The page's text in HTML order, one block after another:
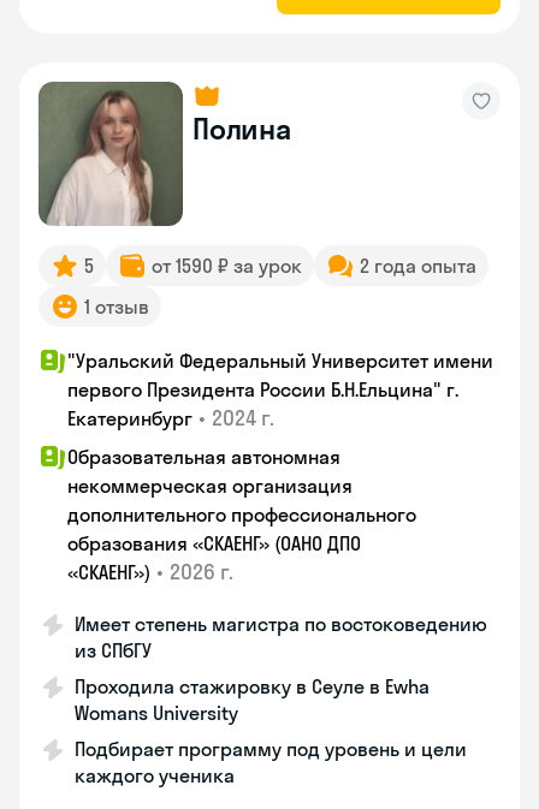
Полина
5 от 1590 ₽ за урок
2 года опыта
1 отзыв
"Уральский Федеральный Университет имени
первого Президента России Б.Н.Ельцина" г.
Екатеринбург • 2024 г.
Образовательная автономная
некоммерческая организация
дополнительного профессионального
образования «СКАЕНГ» (ОАНО ДПО
«СКАЕНГ») • 2026 г.
Имеет степень магистра по востоковедению
из СПбГУ
Проходила стажировку в Сеуле в Ewha
Womans University
Подбирает программу под уровень и цели
каждого ученика